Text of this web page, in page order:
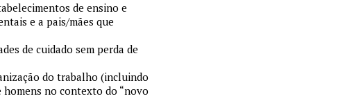
de ensino e
e a pais/mães que
de cuidado sem perda de
do trabalho (incluindo
no contexto do “novo